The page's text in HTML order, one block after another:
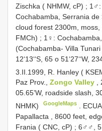
Zischka ( NHMW, cP) ; 1♂:
Cochabamba, Serrania de
cloud forest 2300m,
FMCh) ; 1♀:
(Cochabamba- Villa Tunari
12‘13‘‘S, 65 o 51‘27‘‘W,
3.II.1999, R. Hanley (
Paz Prov., Zongo Valley ,
05.65’W, roadside slash,
NHMK)
GoogleMaps
Papallacta , 8600 feet,
Frania ( CNC, cP) ; 6♂♂, 5